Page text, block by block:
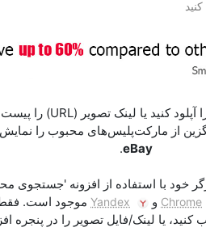
از مارکت‌پلیس‌های محبوب را
eBay
.
خود با استفاده از افزونه 'جستجوی
Chrome و Yandex موجود است.
یا لینک/فایل تصویر را در پنجره